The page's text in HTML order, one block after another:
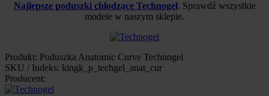
Najlepsze poduszki chłodzące Technogel. Sprawdź wszystkie
modele w naszym sklepie.
Produkt: Poduszka Anatomic Curve Technogel
SKU / Indeks: kingk_p_techgel_anat_cur
Producent: